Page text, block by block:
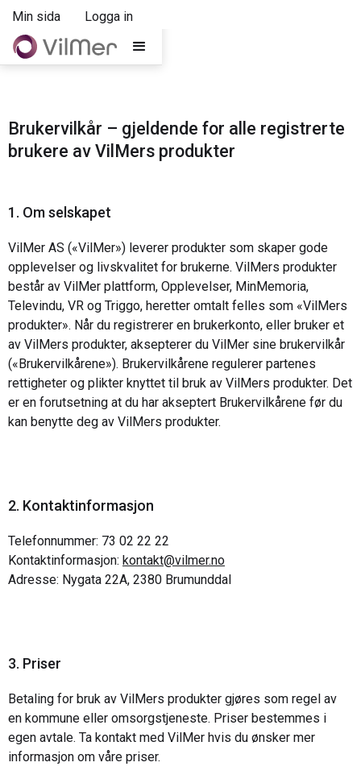
Min sida Logga in
Brukervilkår – gjeldende for alle registrerte
brukere av VilMers produkter
1. Om selskapet
VilMer AS («VilMer») leverer produkter som skaper gode
opplevelser og livskvalitet for brukerne. VilMers produkter
består av VilMer plattform, Opplevelser, MinMemoria,
Televindu, VR og Triggo, heretter omtalt felles som «VilMers
produkter». Når du registrerer en brukerkonto, eller bruker et
av VilMers produkter, aksepterer du VilMer sine brukervilkår
(«Brukervilkårene»). Brukervilkårene regulerer partenes
rettigheter og plikter knyttet til bruk av VilMers produkter. Det
er en forutsetning at du har akseptert Brukervilkårene før du
kan benytte deg av VilMers produkter.
2. Kontaktinformasjon
Telefonnummer: 73 02 22 22
Kontaktinformasjon: kontakt@vilmer.no
Adresse: Nygata 22A, 2380 Brumunddal
3. Priser
Betaling for bruk av VilMers produkter gjøres som regel av
en kommune eller omsorgstjeneste. Priser bestemmes i
egen avtale. Ta kontakt med VilMer hvis du ønsker mer
informasjon om våre priser.